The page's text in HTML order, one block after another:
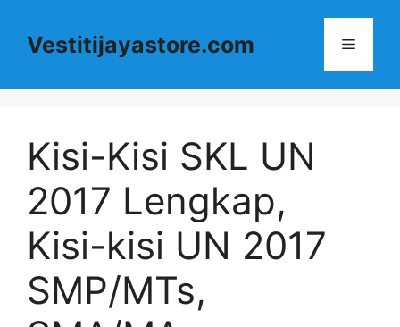
Vestitijayastore.com Menu
Kisi-Kisi SKL UN
2017 Lengkap,
Kisi-kisi UN 2017
SMP/MTs,